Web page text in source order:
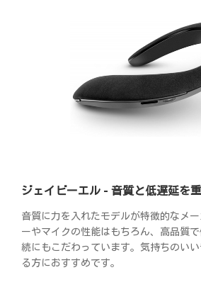
ジェイビーエル - 音質と低遅延を
音質に力を入れたモデルが特徴的なメ
ーやマイクの性能はもちろん、高品質
続にもこだわっています。気持ちのい
る方におすすめです。